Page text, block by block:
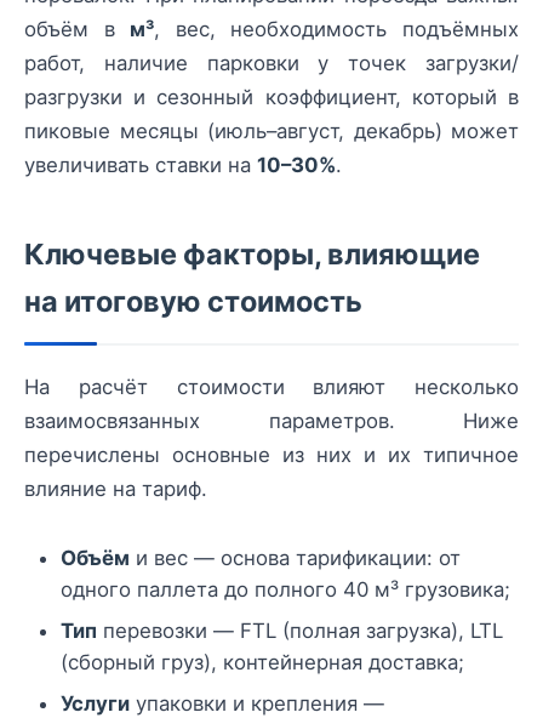
объём в м³, вес, необходимость подъёмных
работ, наличие парковки у точек загрузки/
разгрузки и сезонный коэффициент, который в
пиковые месяцы (июль–август, декабрь) может
увеличивать ставки на 10–30%.
Ключевые факторы, влияющие
на итоговую стоимость
На расчёт стоимости влияют несколько
взаимосвязанных параметров. Ниже
перечислены основные из них и их типичное
влияние на тариф.
Объём и вес — основа тарификации: от
одного паллета до полного 40 м³ грузовика;
Тип перевозки — FTL (полная загрузка), LTL
(сборный груз), контейнерная доставка;
Услуги упаковки и крепления —